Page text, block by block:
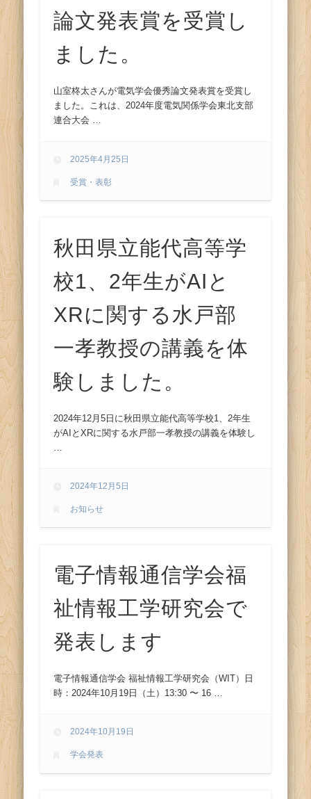
論文発表賞を受賞し
ました。
山室柊太さんが電気学会優秀論文発表賞を受賞し
ました。これは、2024年度電気関係学会東北支部
連合大会 …
2025年4月25日
受賞・表彰
秋田県立能代高等学
校1、2年生がAIと
XRに関する水戸部
一孝教授の講義を体
験しました。
2024年12月5日に秋田県立能代高等学校1、2年生
がAIとXRに関する水戸部一孝教授の講義を体験し
2024年12月5日
お知らせ
電子情報通信学会福
祉情報工学研究会で
発表します
電子情報通信学会 福祉情報工学研究会（WIT）日
時：2024年10月19日（土）13:30 〜 16 …
2024年10月19日
学会発表